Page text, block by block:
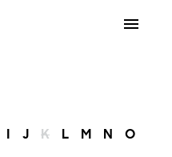
I J K L M N O